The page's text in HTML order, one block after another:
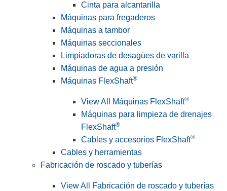
Cinta para alcantarilla
Máquinas para fregaderos
Máquinas a tambor
Máquinas seccionales
Limpiadoras de desagües de varilla
Máquinas de agua a presión
Máquinas FlexShaft®
View All Máquinas FlexShaft®
Máquinas para limpieza de drenajes
FlexShaft®
Cables y accesorios FlexShaft®
Cables y herramientas
Fabricación de roscado y tuberías
View All Fabricación de roscado y tuberías